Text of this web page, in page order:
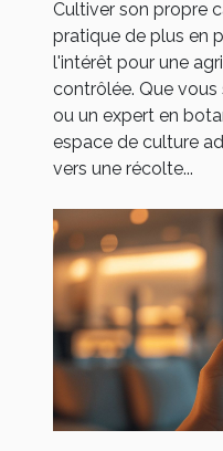
Cultiver son propre
pratique de plus en
l'intérêt pour une
contrôlée. Que vous
ou un expert en
espace de culture
vers une récolte...